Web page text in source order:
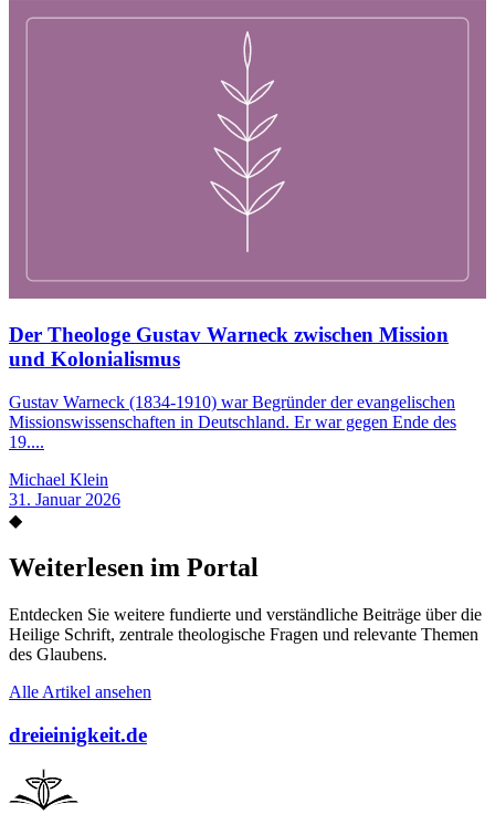
Der Theologe Gustav Warneck zwischen Mission
und Kolonialismus
Gustav Warneck (1834-1910) war Begründer der evangelischen
Missionswissenschaften in Deutschland. Er war gegen Ende des
19....
Michael Klein
31. Januar 2026
◆
Weiterlesen im Portal
Entdecken Sie weitere fundierte und verständliche Beiträge über die
Heilige Schrift, zentrale theologische Fragen und relevante Themen
des Glaubens.
Alle Artikel ansehen
dreieinigkeit.de